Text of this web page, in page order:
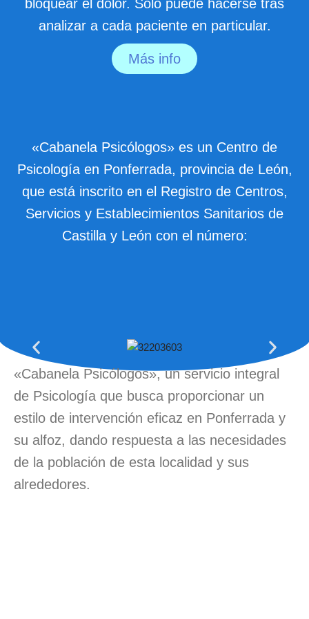
bloquear el dolor. Sólo puede hacerse tras
analizar a cada paciente en particular.
Más info
«Cabanela Psicólogos» es un Centro de
Psicología en Ponferrada, provincia de León,
que está inscrito en el Registro de Centros,
Servicios y Establecimientos Sanitarios de
Castilla y León con el número:
«Cabanela Psicólogos», un servicio integral
de Psicología que busca proporcionar un
estilo de intervención eficaz en Ponferrada y
su alfoz, dando respuesta a las necesidades
de la población de esta localidad y sus
alrededores.